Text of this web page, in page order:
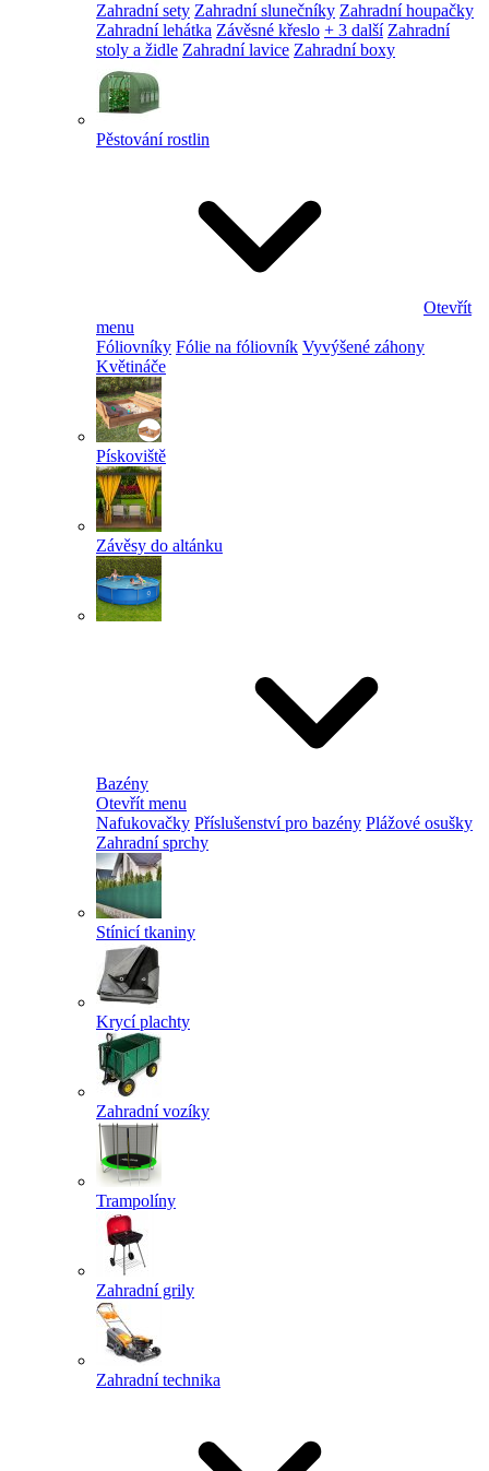
Zahradní sety Zahradní slunečníky Zahradní houpačky
Zahradní lehátka Závěsné křeslo + 3 další Zahradní
stoly a židle Zahradní lavice Zahradní boxy
Pěstování rostlin
Otevřít
menu
Fóliovníky Fólie na fóliovník Vyvýšené záhony
Květináče
Pískoviště
Závěsy do altánku
Bazény
Otevřít menu
Nafukovačky Příslušenství pro bazény Plážové osušky
Zahradní sprchy
Stínicí tkaniny
Krycí plachty
Zahradní vozíky
Trampolíny
Zahradní grily
Zahradní technika